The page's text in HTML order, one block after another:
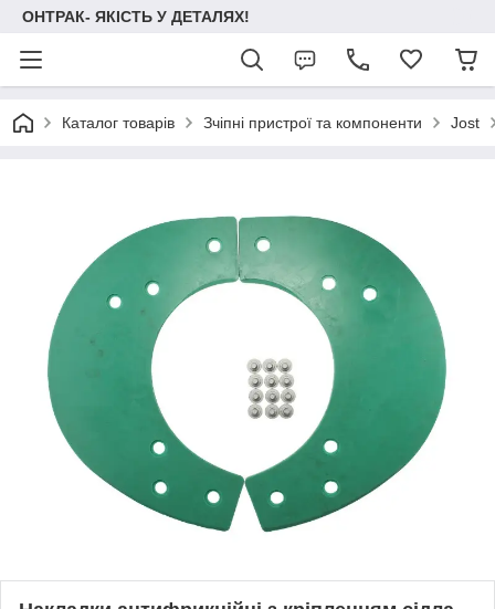
ОНТРАК- ЯКІСТЬ У ДЕТАЛЯХ!
Каталог товарів Зчіпні пристрої та компоненти Jost